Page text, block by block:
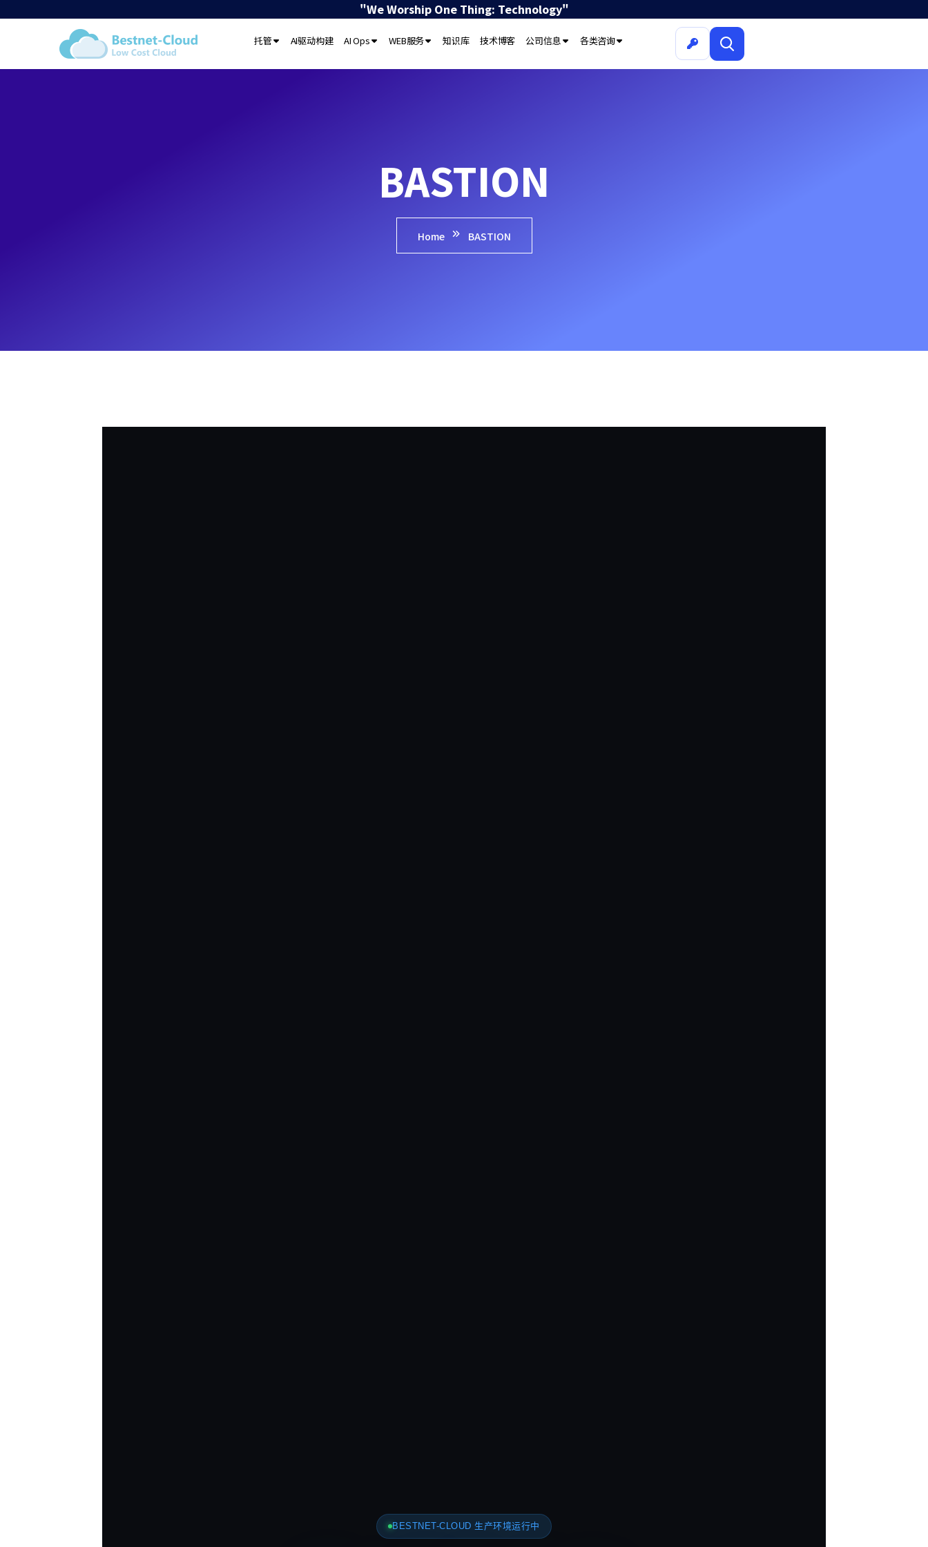
"We Worship One Thing: Technology"
托管 AI驱动构建 AI Ops WEB服务 知识库 技术博客 公司信息 各类咨询
BASTION
Home BASTION
BESTNET-CLOUD 生产环境运行中